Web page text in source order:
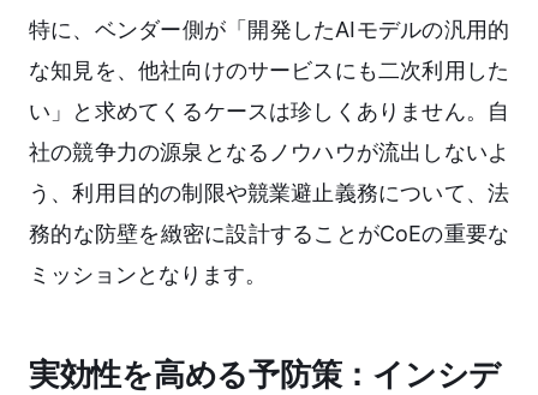
特に、ベンダー側が「開発したAIモデルの汎用的
な知見を、他社向けのサービスにも二次利用した
い」と求めてくるケースは珍しくありません。自
社の競争力の源泉となるノウハウが流出しないよ
う、利用目的の制限や競業避止義務について、法
務的な防壁を緻密に設計することがCoEの重要な
ミッションとなります。
実効性を高める予防策：インシデ